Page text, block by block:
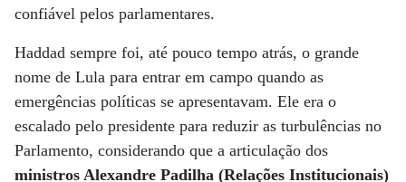
confiável pelos parlamentares.
Haddad sempre foi, até pouco tempo atrás, o grande
nome de Lula para entrar em campo quando as
emergências políticas se apresentavam. Ele era o
escalado pelo presidente para reduzir as turbulências no
Parlamento, considerando que a articulação dos
ministros Alexandre Padilha (Relações Institucionais)